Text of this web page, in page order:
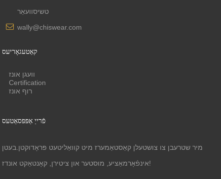
טשיסוועאַר
wally@chiswear.com
קאַטעגאָריעס
וועגן אונז
Certification
רוף אונז
פֿרייַ אַפּפּסאַטעס
מיר שטרעבן צו צושטעלן קאַסטאַמערז מיט קוואַליטעט פּראָדוקטן.בעטן
אינפֿאָרמאַציע, מוסטער און ציטירן, קאָנטאַקט אונדז!